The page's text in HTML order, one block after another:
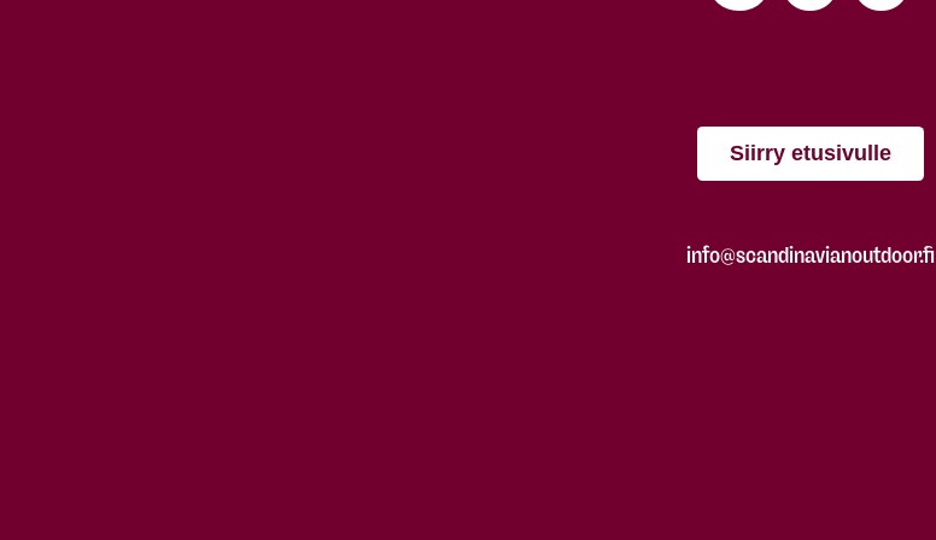
Siirry etusivulle
info@scandinavianoutdoor.fi